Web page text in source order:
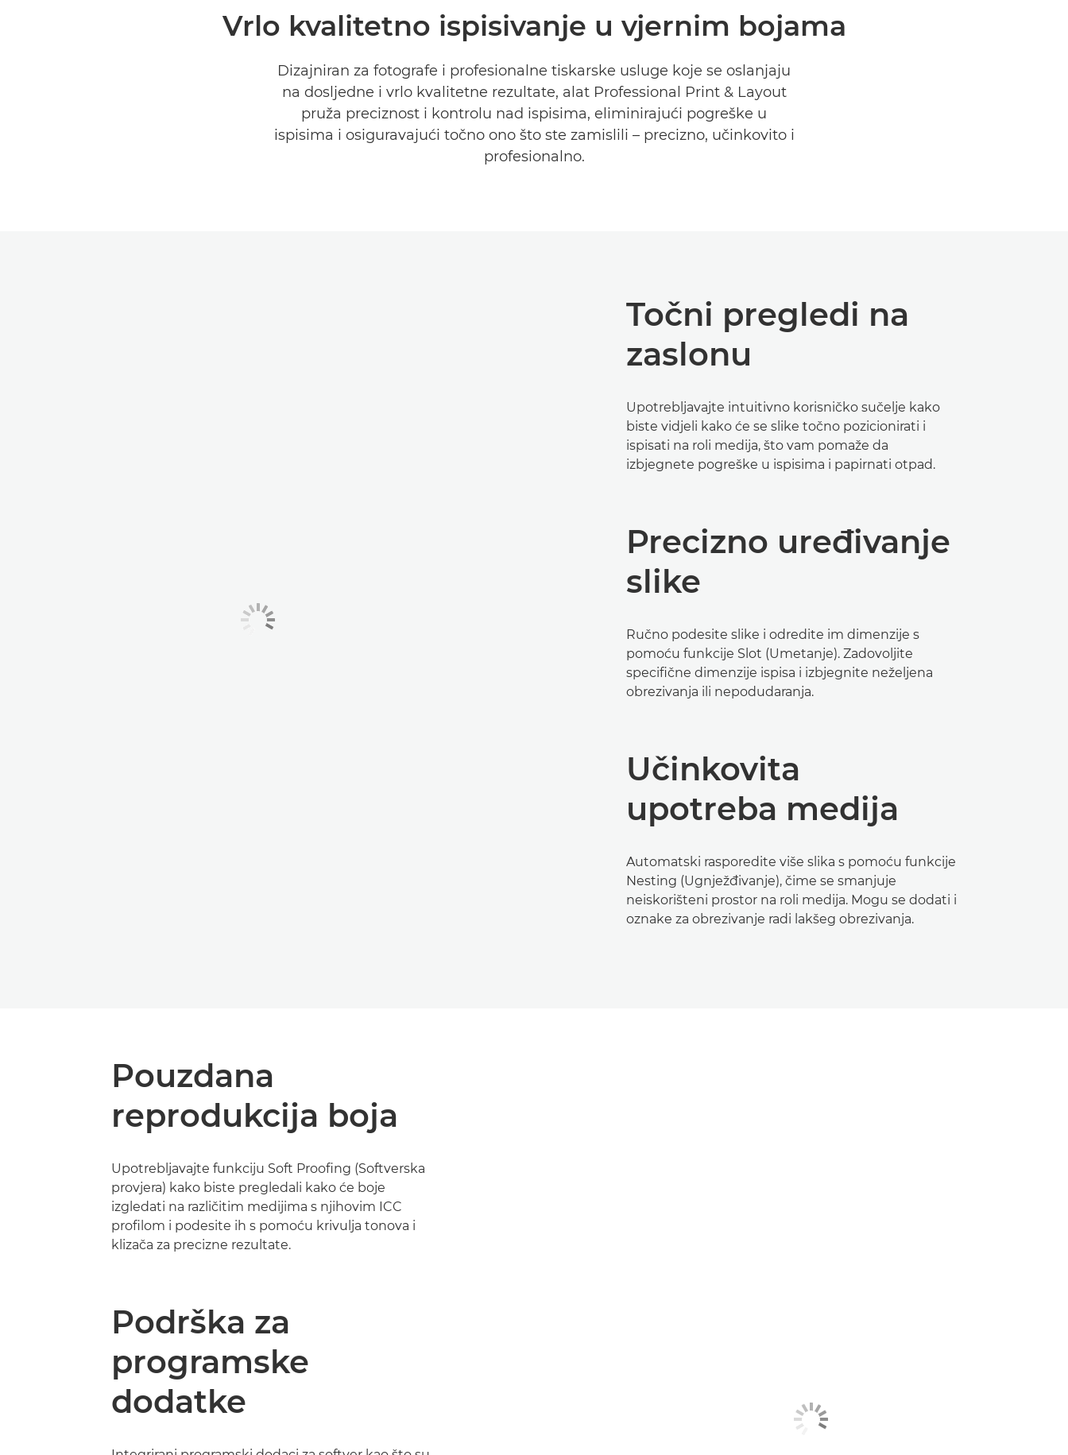
Vrlo kvalitetno ispisivanje u vjernim bojama
Dizajniran za fotografe i profesionalne tiskarske usluge koje se oslanjaju
na dosljedne i vrlo kvalitetne rezultate, alat Professional Print & Layout
pruža preciznost i kontrolu nad ispisima, eliminirajući pogreške u
ispisima i osiguravajući točno ono što ste zamislili – precizno, učinkovito i
profesionalno.
Točni pregledi na
zaslonu
Upotrebljavajte intuitivno korisničko sučelje kako
biste vidjeli kako će se slike točno pozicionirati i
ispisati na roli medija, što vam pomaže da
izbjegnete pogreške u ispisima i papirnati otpad.
Precizno uređivanje
slike
Ručno podesite slike i odredite im dimenzije s
pomoću funkcije Slot (Umetanje). Zadovoljite
specifične dimenzije ispisa i izbjegnite neželjena
obrezivanja ili nepodudaranja.
Učinkovita
upotreba medija
Automatski rasporedite više slika s pomoću funkcije
Nesting (Ugnježđivanje), čime se smanjuje
neiskorišteni prostor na roli medija. Mogu se dodati i
oznake za obrezivanje radi lakšeg obrezivanja.
Pouzdana
reprodukcija boja
Upotrebljavajte funkciju Soft Proofing (Softverska
provjera) kako biste pregledali kako će boje
izgledati na različitim medijima s njihovim ICC
profilom i podesite ih s pomoću krivulja tonova i
klizača za precizne rezultate.
Podrška za
programske
dodatke